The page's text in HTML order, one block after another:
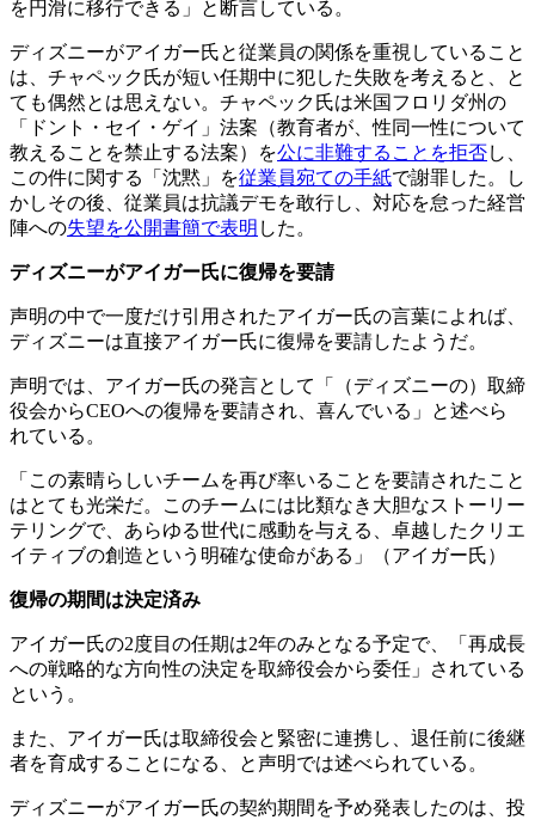
を円滑に移行できる」と断言している。
ディズニーがアイガー氏と従業員の関係を重視していること
は、チャペック氏が短い任期中に犯した失敗を考えると、と
ても偶然とは思えない。チャペック氏は米国フロリダ州の
「ドント・セイ・ゲイ」法案（教育者が、性同一性について
教えることを禁止する法案）を公に非難することを拒否し、
この件に関する「沈黙」を従業員宛ての手紙で謝罪した。し
かしその後、従業員は抗議デモを敢行し、対応を怠った経営
陣への失望を公開書簡で表明 した。
ディズニーがアイガー氏に復帰を要請
声明の中で一度だけ引用されたアイガー氏の言葉によれば、
ディズニーは直接アイガー氏に復帰を要請したようだ。
声明では、アイガー氏の発言として「（ディズニーの）取締
役会からCEOへの復帰を要請され、喜んでいる」と述べら
れている。
「この素晴らしいチームを再び率いることを要請されたこと
はとても光栄だ。このチームには比類なき大胆なストーリー
テリングで、あらゆる世代に感動を与える、卓越したクリエ
イティブの創造という明確な使命がある」（アイガー氏）
復帰の期間は決定済み
アイガー氏の2度目の任期は2年のみとなる予定で、「再成長
への戦略的な方向性の決定を取締役会から委任」されている
という。
また、アイガー氏は取締役会と緊密に連携し、退任前に後継
者を育成することになる、と声明では述べられている。
ディズニーがアイガー氏の契約期間を予め発表したのは、投